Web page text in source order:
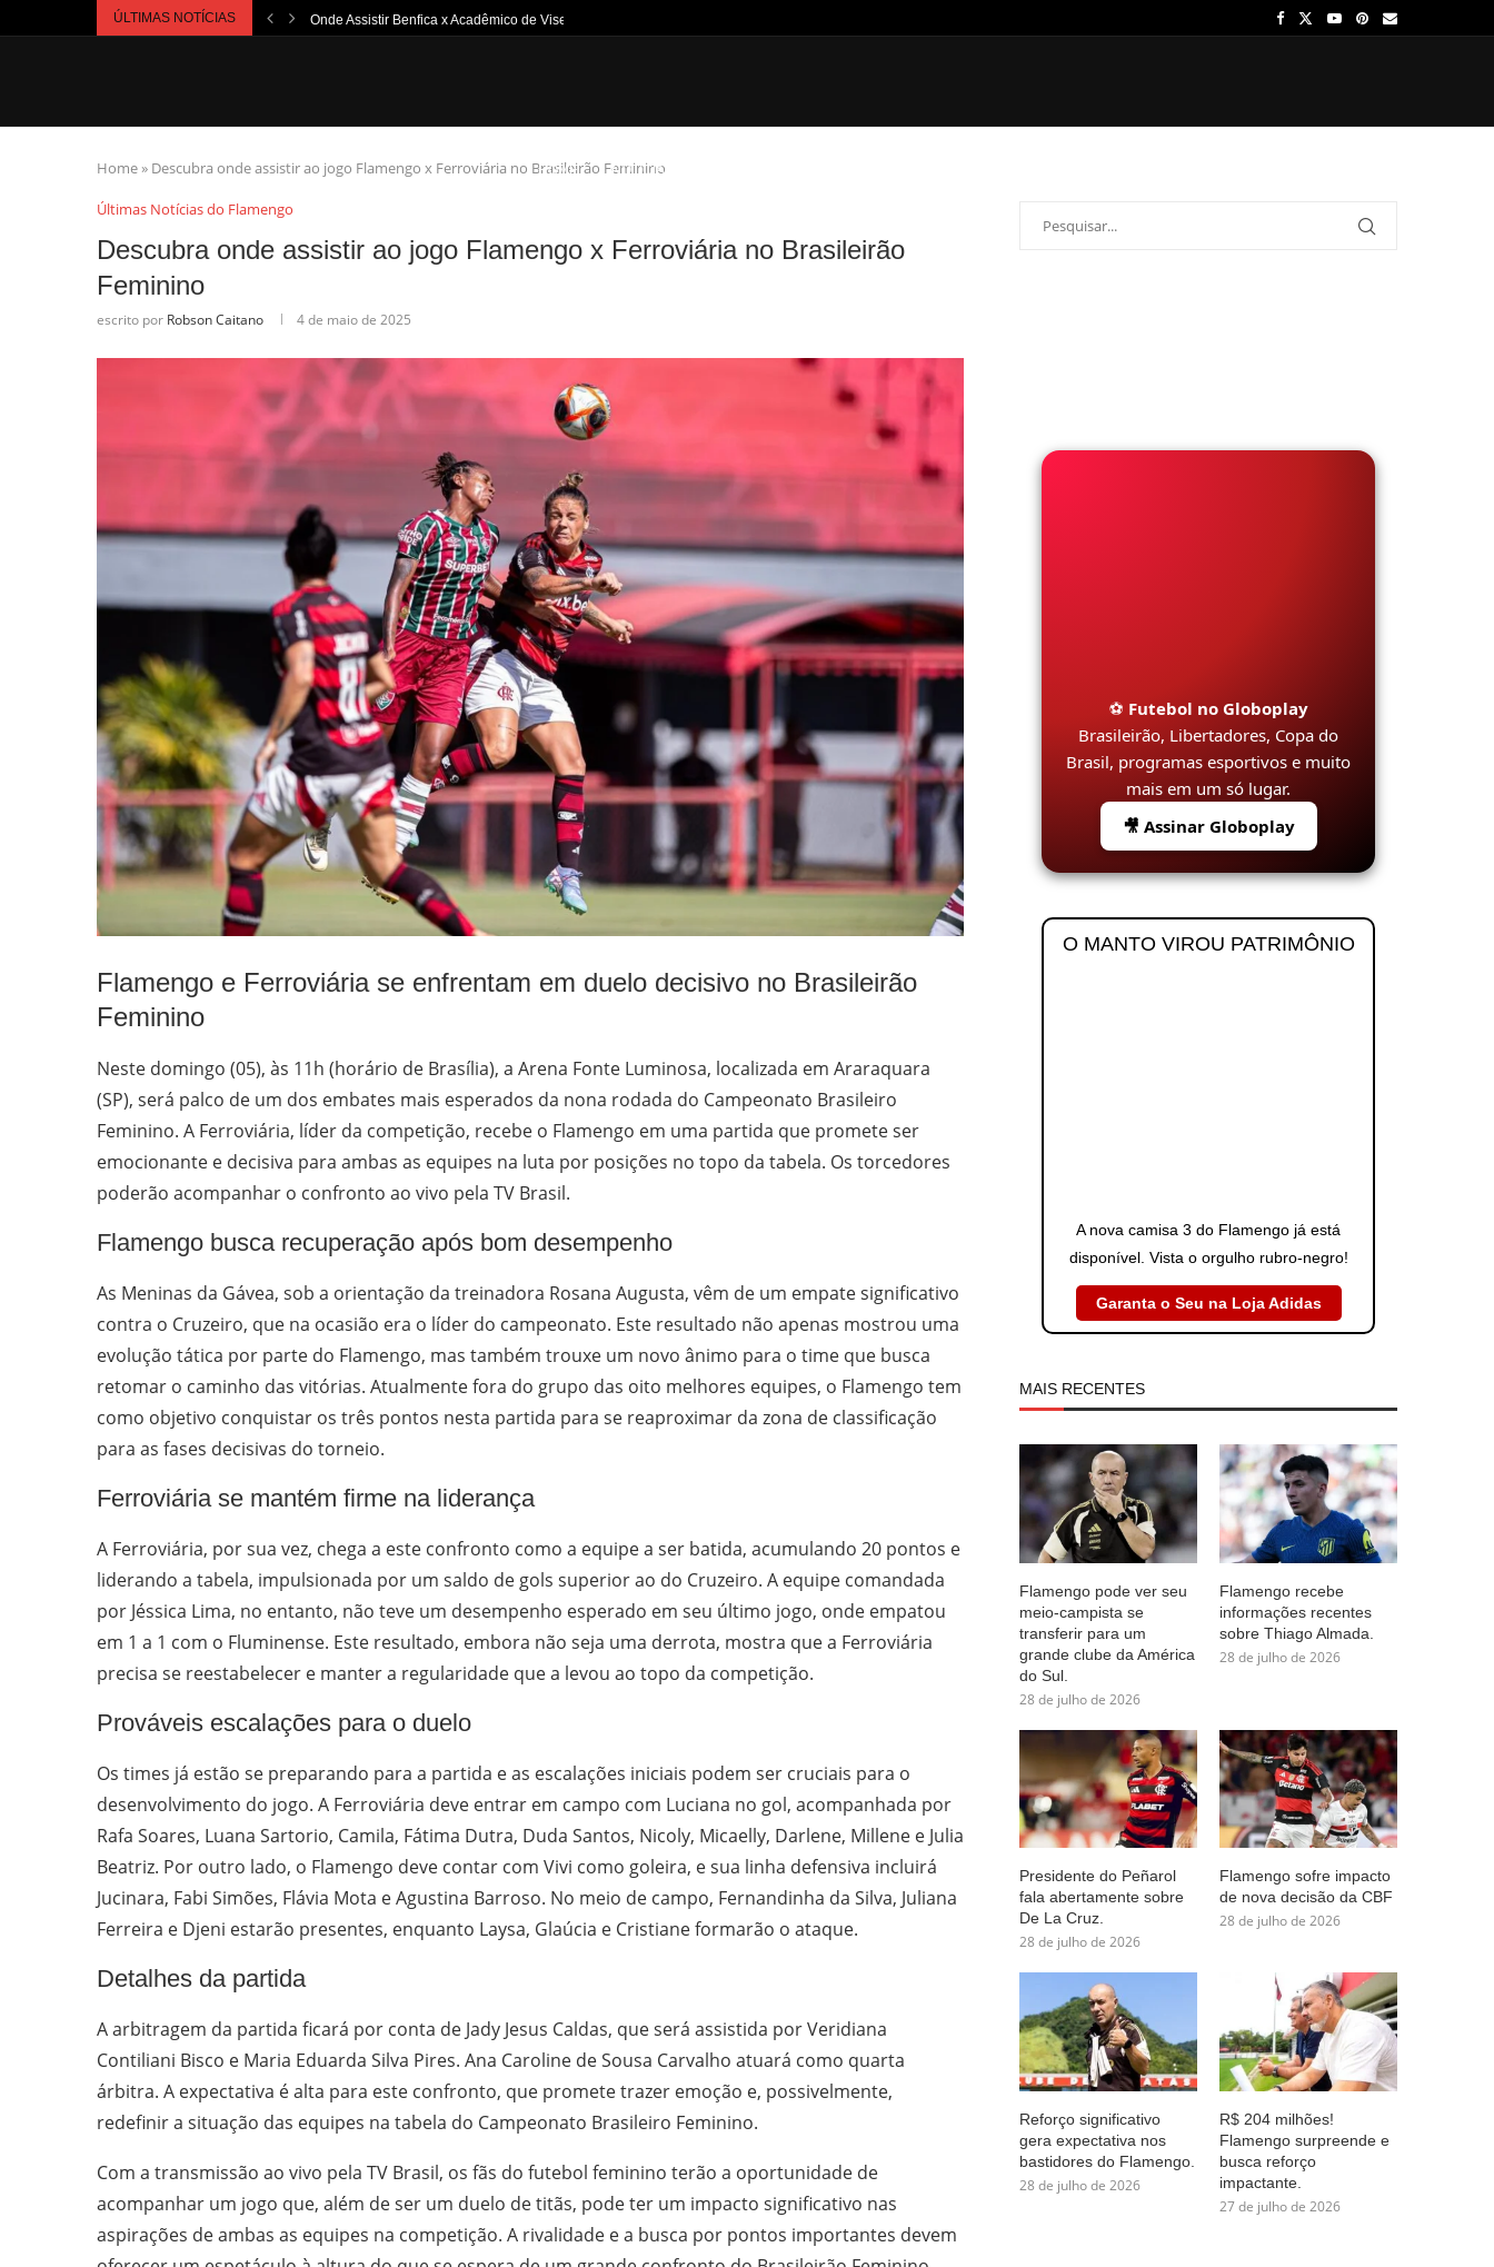
ÚLTIMAS NOTÍCIAS Onde Assistir Benfica x Acadêmico de Viseu: Escalações...
HOME NOTÍCIAS
Home» Descubra onde assistir ao jogo Flamengo x Ferroviária no Brasileirão Feminino
Últimas Notícias do Flamengo
Descubra onde assistir ao jogo Flamengo x Ferroviária no Brasileirão
Feminino
escrito por Robson Caitano 4 de maio de 2025
Flamengo e Ferroviária se enfrentam em duelo decisivo no Brasileirão
Feminino
Neste domingo (05), às 11h (horário de Brasília), a Arena Fonte Luminosa, localizada em Araraquara
(SP), será palco de um dos embates mais esperados da nona rodada do Campeonato Brasileiro
Feminino. A Ferroviária, líder da competição, recebe o Flamengo em uma partida que promete ser
emocionante e decisiva para ambas as equipes na luta por posições no topo da tabela. Os torcedores
poderão acompanhar o confronto ao vivo pela TV Brasil.
Flamengo busca recuperação após bom desempenho
As Meninas da Gávea, sob a orientação da treinadora Rosana Augusta, vêm de um empate significativo
contra o Cruzeiro, que na ocasião era o líder do campeonato. Este resultado não apenas mostrou uma
evolução tática por parte do Flamengo, mas também trouxe um novo ânimo para o time que busca
retomar o caminho das vitórias. Atualmente fora do grupo das oito melhores equipes, o Flamengo tem
como objetivo conquistar os três pontos nesta partida para se reaproximar da zona de classificação
para as fases decisivas do torneio.
Ferroviária se mantém firme na liderança
A Ferroviária, por sua vez, chega a este confronto como a equipe a ser batida, acumulando 20 pontos e
liderando a tabela, impulsionada por um saldo de gols superior ao do Cruzeiro. A equipe comandada
por Jéssica Lima, no entanto, não teve um desempenho esperado em seu último jogo, onde empatou
em 1 a 1 com o Fluminense. Este resultado, embora não seja uma derrota, mostra que a Ferroviária
precisa se reestabelecer e manter a regularidade que a levou ao topo da competição.
Prováveis escalações para o duelo
Os times já estão se preparando para a partida e as escalações iniciais podem ser cruciais para o
desenvolvimento do jogo. A Ferroviária deve entrar em campo com Luciana no gol, acompanhada por
Rafa Soares, Luana Sartorio, Camila, Fátima Dutra, Duda Santos, Nicoly, Micaelly, Darlene, Millene e Julia
Beatriz. Por outro lado, o Flamengo deve contar com Vivi como goleira, e sua linha defensiva incluirá
Jucinara, Fabi Simões, Flávia Mota e Agustina Barroso. No meio de campo, Fernandinha da Silva, Juliana
Ferreira e Djeni estarão presentes, enquanto Laysa, Glaúcia e Cristiane formarão o ataque.
Detalhes da partida
A arbitragem da partida ficará por conta de Jady Jesus Caldas, que será assistida por Veridiana
Contiliani Bisco e Maria Eduarda Silva Pires. Ana Caroline de Sousa Carvalho atuará como quarta
árbitra. A expectativa é alta para este confronto, que promete trazer emoção e, possivelmente,
redefinir a situação das equipes na tabela do Campeonato Brasileiro Feminino.
Com a transmissão ao vivo pela TV Brasil, os fãs do futebol feminino terão a oportunidade de
acompanhar um jogo que, além de ser um duelo de titãs, pode ter um impacto significativo nas
aspirações de ambas as equipes na competição. A rivalidade e a busca por pontos importantes devem
⚽ Futebol no Globoplay
Brasileirão, Libertadores, Copa do
Brasil, programas esportivos e muito
mais em um só lugar.
🎥 Assinar Globoplay
O MANTO VIROU PATRIMÔNIO
A nova camisa 3 do Flamengo já está
disponível. Vista o orgulho rubro-negro!
Garanta o Seu na Loja Adidas
MAIS RECENTES
Flamengo pode ver seu
meio-campista se
transferir para um
grande clube da América
do Sul.
28 de julho de 2026
Flamengo recebe
informações recentes
sobre Thiago Almada.
28 de julho de 2026
Presidente do Peñarol
fala abertamente sobre
De La Cruz.
28 de julho de 2026
Flamengo sofre impacto
de nova decisão da CBF
28 de julho de 2026
Reforço significativo
gera expectativa nos
bastidores do Flamengo.
28 de julho de 2026
R$ 204 milhões!
Flamengo surpreende e
busca reforço
impactante.
27 de julho de 2026